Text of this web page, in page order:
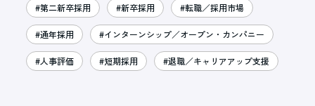
#第二新卒採用 #新卒採用 #転職／採用市場
#通年採用 #インターンシップ／オープン・カンパニー
#人事評価 #短期採用 #退職／キャリアアップ支援